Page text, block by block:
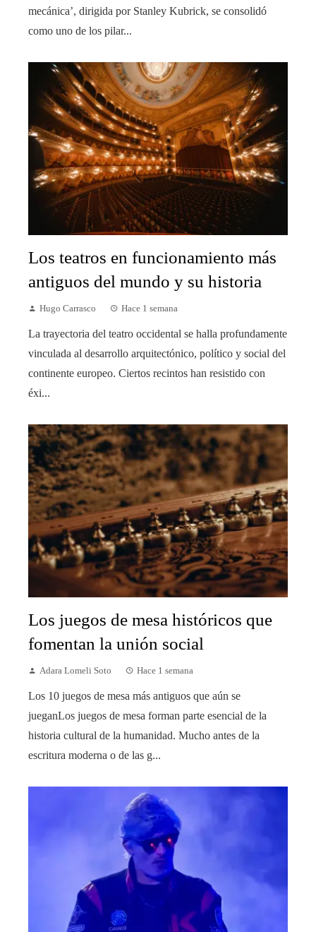
mecánica’, dirigida por Stanley Kubrick, se consolidó
como uno de los pilar...
Los teatros en funcionamiento más
antiguos del mundo y su historia
Hugo Carrasco Hace 1 semana
La trayectoria del teatro occidental se halla profundamente
vinculada al desarrollo arquitectónico, político y social del
continente europeo. Ciertos recintos han resistido con
éxi...
Los juegos de mesa históricos que
fomentan la unión social
Adara Lomeli Soto Hace 1 semana
Los 10 juegos de mesa más antiguos que aún se
jueganLos juegos de mesa forman parte esencial de la
historia cultural de la humanidad. Mucho antes de la
escritura moderna o de las g...